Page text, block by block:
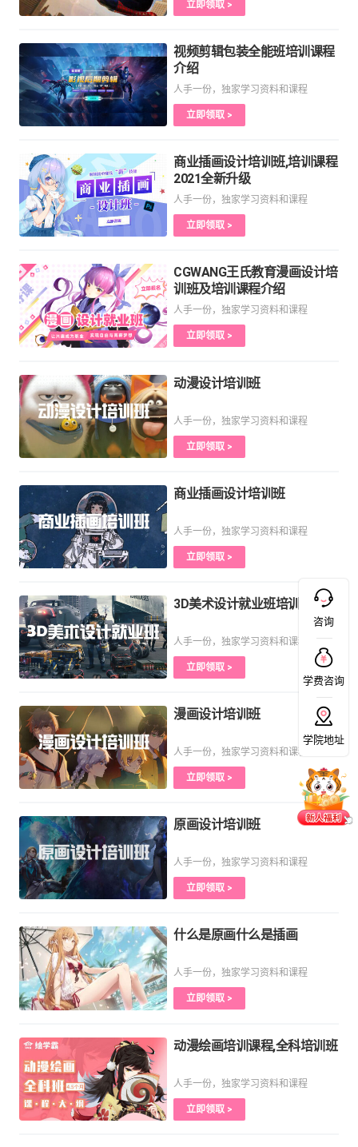
立即领取 >
视频剪辑包装全能班培训课程
介绍
人手一份，独家学习资料和课程
立即领取 >
商业插画设计培训班,培训课程
2021全新升级
人手一份，独家学习资料和课程
立即领取 >
CGWANG王氏教育漫画设计培
训班及培训课程介绍
人手一份，独家学习资料和课程
立即领取 >
动漫设计培训班
人手一份，独家学习资料和课程
立即领取 >
商业插画设计培训班
人手一份，独家学习资料和课程
立即领取 >
3D美术设计就业班培训课程
人手一份，独家学习资料和课程
立即领取 >
漫画设计培训班
人手一份，独家学习资料和课程
立即领取 >
原画设计培训班
人手一份，独家学习资料和课程
立即领取 >
什么是原画什么是插画
人手一份，独家学习资料和课程
立即领取 >
动漫绘画培训课程,全科培训班
人手一份，独家学习资料和课程
立即领取 >
咨询
学费咨询
学院地址